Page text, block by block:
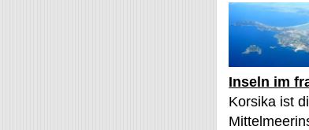
Inseln im
Korsika ist